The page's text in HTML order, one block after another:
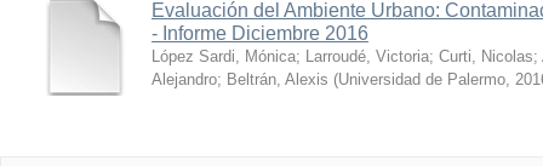
Evaluación del Ambiente Urbano:
- Informe Diciembre 2016
López Sardi, Mónica; Larroudé, Victoria; Curti, Nicolas;
Alejandro; Beltrán, Alexis (Universidad de Palermo,